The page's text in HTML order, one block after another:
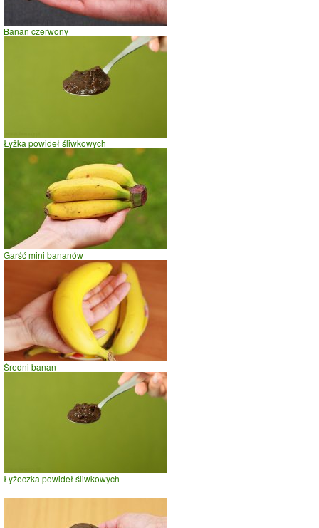
Banan czerwony
Łyżka powideł śliwkowych
Garść mini bananów
Średni banan
Łyżeczka powideł śliwkowych